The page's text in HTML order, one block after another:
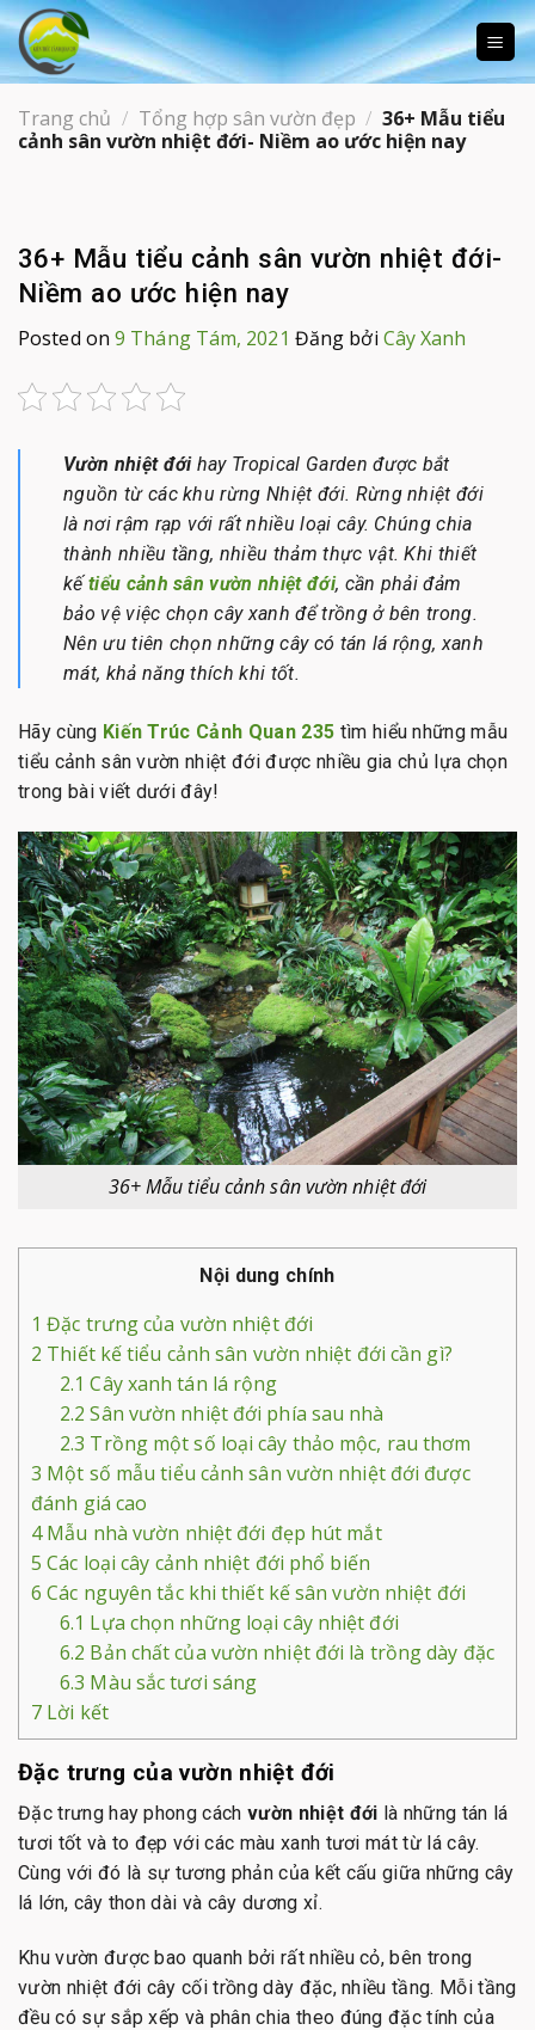
Skip
to
content
Trang chủ / Tổng hợp sân vườn đẹp / 36+ Mẫu tiểu
cảnh sân vườn nhiệt đới- Niềm ao ước hiện nay
36+ Mẫu tiểu cảnh sân vườn nhiệt đới-
Niềm ao ước hiện nay
Posted on 9 Tháng Tám, 2021 Đăng bởi Cây Xanh
Vườn nhiệt đớihay Tropical Garden được bắt
nguồn từ các khu rừng Nhiệt đới. Rừng nhiệt đới
là nơi rậm rạp với rất nhiều loại cây. Chúng chia
thành nhiều tầng, nhiều thảm thực vật. Khi thiết
kếtiểu cảnh sân vườn nhiệt đới, cần phải đảm
bảo vệ việc chọn cây xanh để trồng ở bên trong.
Nên ưu tiên chọn những cây có tán lá rộng, xanh
mát, khả năng thích khi tốt.
Hãy cùng Kiến Trúc Cảnh Quan 235 tìm hiểu những mẫu
tiểu cảnh sân vườn nhiệt đới được nhiều gia chủ lựa chọn
trong bài viết dưới đây!
36+ Mẫu tiểu cảnh sân vườn nhiệt đới
Nội dung chính
1 Đặc trưng của vườn nhiệt đới
2 Thiết kế tiểu cảnh sân vườn nhiệt đới cần gì?
2.1 Cây xanh tán lá rộng
2.2 Sân vườn nhiệt đới phía sau nhà
2.3 Trồng một số loại cây thảo mộc, rau thơm
3 Một số mẫu tiểu cảnh sân vườn nhiệt đới được
đánh giá cao
4Mẫu nhà vườn nhiệt đới đẹp hút mắt
5 Các loại cây cảnh nhiệt đới phổ biến
6 Các nguyên tắc khi thiết kế sân vườn nhiệt đới
6.1 Lựa chọn những loại cây nhiệt đới
6.2 Bản chất của vườn nhiệt đới là trồng dày đặc
6.3 Màu sắc tươi sáng
7 Lời kết
Đặc trưng của vườn nhiệt đới
Đặc trưng hay phong cách vườn nhiệt đới là những tán lá
tươi tốt và to đẹp với các màu xanh tươi mát từ lá cây.
Cùng với đó là sự tương phản của kết cấu giữa những cây
lá lớn, cây thon dài và cây dương xỉ.
Khu vườn được bao quanh bởi rất nhiều cỏ, bên trong
vườn nhiệt đới cây cối trồng dày đặc, nhiều tầng. Mỗi tầng
đều có sự sắp xếp và phân chia theo đúng đặc tính của